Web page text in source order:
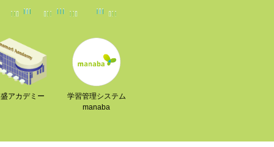
アカデミー
学習管理システム
manaba